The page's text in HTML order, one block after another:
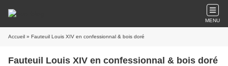
MENU
Accueil » Fauteuil Louis XIV en confessionnal & bois doré
Fauteuil Louis XIV en confessionnal & bois doré